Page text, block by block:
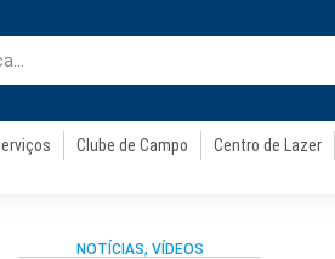
Clube de Campo Centro de Lazer
NOTÍCIAS, VÍDEOS